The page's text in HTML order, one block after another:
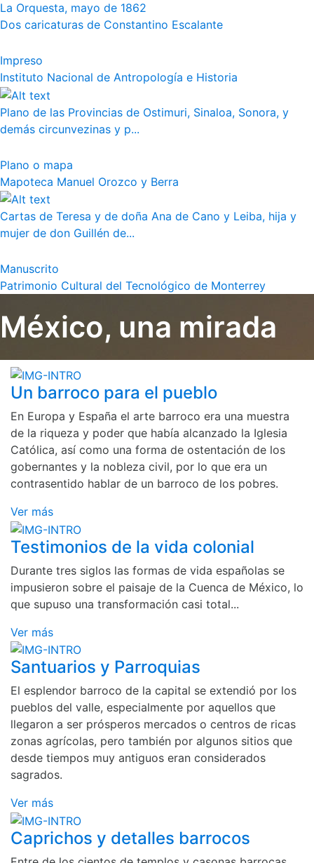
La Orquesta, mayo de 1862
Dos caricaturas de Constantino Escalante
Impreso
Instituto Nacional de Antropología e Historia
Plano de las Provincias de Ostimuri, Sinaloa, Sonora, y
demás circunvezinas y p...
Plano o mapa
Mapoteca Manuel Orozco y Berra
Cartas de Teresa y de doña Ana de Cano y Leiba, hija y
mujer de don Guillén de...
Manuscrito
Patrimonio Cultural del Tecnológico de Monterrey
México, una mirada
Un barroco para el pueblo
En Europa y España el arte barroco era una muestra
de la riqueza y poder que había alcanzado la Iglesia
Católica, así como una forma de ostentación de los
gobernantes y la nobleza civil, por lo que era un
contrasentido hablar de un barroco de los pobres.
Ver más
Testimonios de la vida colonial
Durante tres siglos las formas de vida españolas se
impusieron sobre el paisaje de la Cuenca de México, lo
que supuso una transformación casi total...
Ver más
Santuarios y Parroquias
El esplendor barroco de la capital se extendió por los
pueblos del valle, especialmente por aquellos que
llegaron a ser prósperos mercados o centros de ricas
zonas agrícolas, pero también por algunos sitios que
desde tiempos muy antiguos eran considerados
sagrados.
Ver más
Caprichos y detalles barrocos